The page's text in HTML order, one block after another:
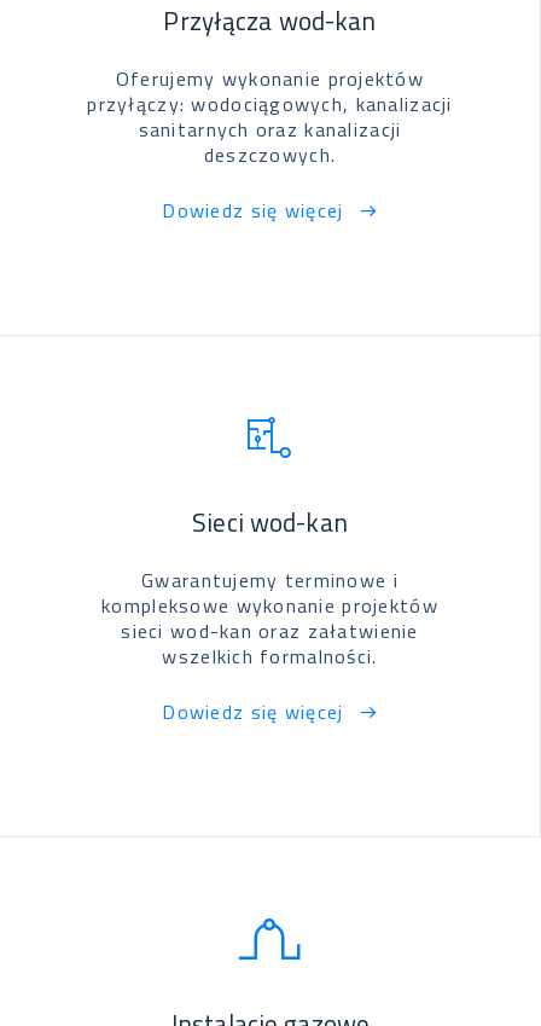
Przyłącza wod-kan
Oferujemy wykonanie projektów
przyłączy: wodociągowych, kanalizacji
sanitarnych oraz kanalizacji
deszczowych.
Dowiedz się więcej
Sieci wod-kan
Gwarantujemy terminowe i
kompleksowe wykonanie projektów
sieci wod-kan oraz załatwienie
wszelkich formalności.
Dowiedz się więcej